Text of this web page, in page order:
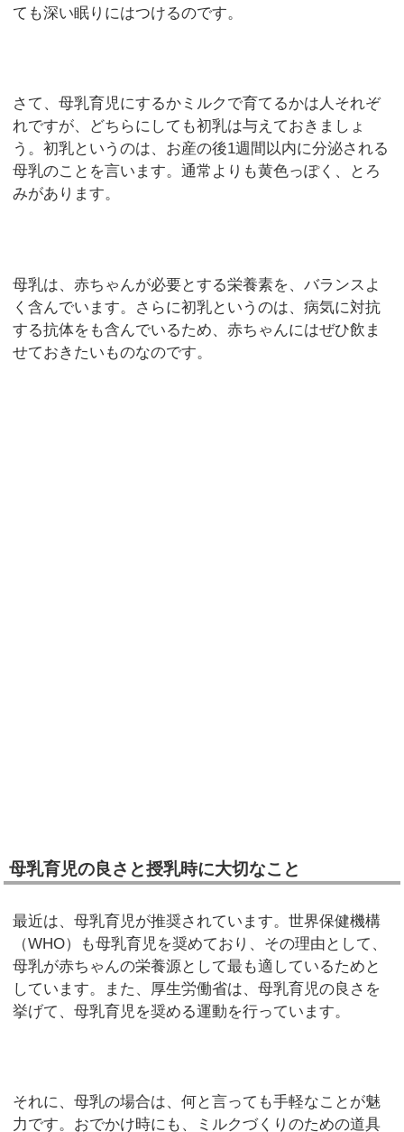
ても深い眠りにはつけるのです。
さて、母乳育児にするかミルクで育てるかは人それぞ
れですが、どちらにしても初乳は与えておきましょ
う。初乳というのは、お産の後1週間以内に分泌される
母乳のことを言います。通常よりも黄色っぽく、とろ
みがあります。
母乳は、赤ちゃんが必要とする栄養素を、バランスよ
く含んでいます。さらに初乳というのは、病気に対抗
する抗体をも含んでいるため、赤ちゃんにはぜひ飲ま
せておきたいものなのです。
母乳育児の良さと授乳時に大切なこと
最近は、母乳育児が推奨されています。世界保健機構
（WHO）も母乳育児を奨めており、その理由として、
母乳が赤ちゃんの栄養源として最も適しているためと
しています。また、厚生労働省は、母乳育児の良さを
挙げて、母乳育児を奨める運動を行っています。
それに、母乳の場合は、何と言っても手軽なことが魅
力です。おでかけ時にも、ミルクづくりのための道具